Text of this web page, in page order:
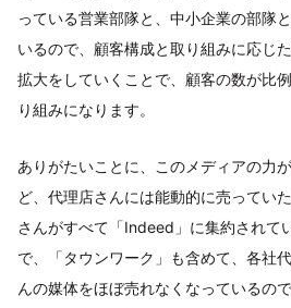
っている営業部隊と、中小企業の部隊
いるので、顧客構成と取り組みに応じ
拡大をしていくことで、顧客の数が比
り組みになります。
ありがたいことに、このメディアの力
ど、代理店さんには能動的に売ってい
さんがすべて「Indeed」に集約されて
で、「タウンワーク」も含めて、各社
んの媒体をほぼ売れなくなっているの